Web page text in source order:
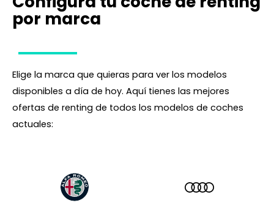
por marca
Elige la marca que quieras para ver los modelos
disponibles a día de hoy. Aquí tienes las mejores
ofertas de renting de todos los modelos de coches
actuales: